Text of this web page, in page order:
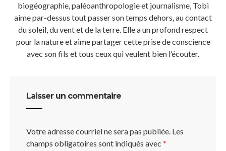
biogéographie, paléoanthropologie et journalisme, Tobi
aime par-dessus tout passer son temps dehors, au contact
du soleil, du vent et de la terre. Elle a un profond respect
pour la nature et aime partager cette prise de conscience
avec son fils et tous ceux qui veulent bien l’écouter.
Laisser un commentaire
Votre adresse courriel ne sera pas publiée. Les
champs obligatoires sont indiqués avec *